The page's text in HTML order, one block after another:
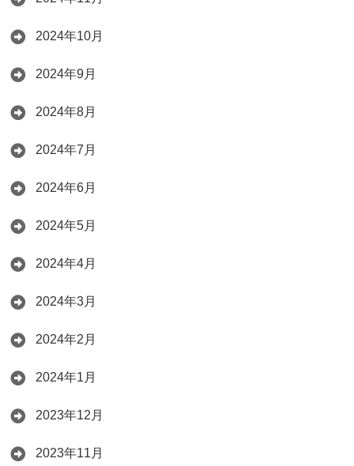
2024年10月
2024年9月
2024年8月
2024年7月
2024年6月
2024年5月
2024年4月
2024年3月
2024年2月
2024年1月
2023年12月
2023年11月